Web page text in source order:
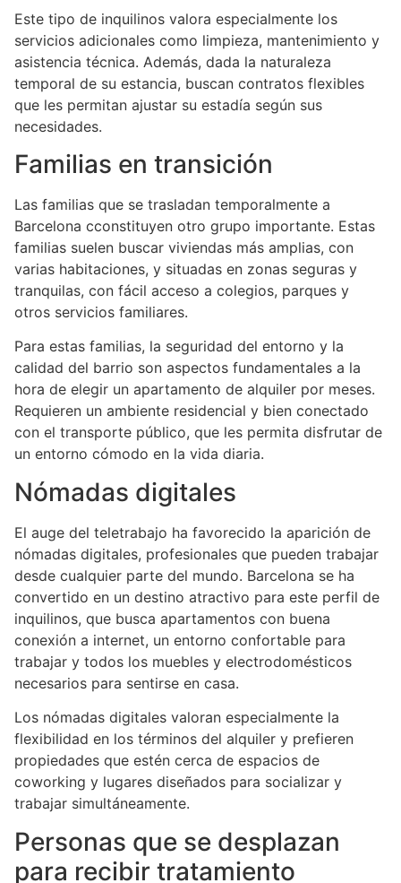
Este tipo de inquilinos valora especialmente los
servicios adicionales como limpieza, mantenimiento y
asistencia técnica. Además, dada la naturaleza
temporal de su estancia, buscan contratos flexibles
que les permitan ajustar su estadía según sus
necesidades.
Familias en transición
Las familias que se trasladan temporalmente a
Barcelona cconstituyen otro grupo importante. Estas
familias suelen buscar viviendas más amplias, con
varias habitaciones, y situadas en zonas seguras y
tranquilas, con fácil acceso a colegios, parques y
otros servicios familiares.
Para estas familias, la seguridad del entorno y la
calidad del barrio son aspectos fundamentales a la
hora de elegir un apartamento de alquiler por meses.
Requieren un ambiente residencial y bien conectado
con el transporte público, que les permita disfrutar de
un entorno cómodo en la vida diaria.
Nómadas digitales
El auge del teletrabajo ha favorecido la aparición de
nómadas digitales, profesionales que pueden trabajar
desde cualquier parte del mundo. Barcelona se ha
convertido en un destino atractivo para este perfil de
inquilinos, que busca apartamentos con buena
conexión a internet, un entorno confortable para
trabajar y todos los muebles y electrodomésticos
necesarios para sentirse en casa.
Los nómadas digitales valoran especialmente la
flexibilidad en los términos del alquiler y prefieren
propiedades que estén cerca de espacios de
coworking y lugares diseñados para socializar y
trabajar simultáneamente.
Personas que se desplazan
para recibir tratamiento